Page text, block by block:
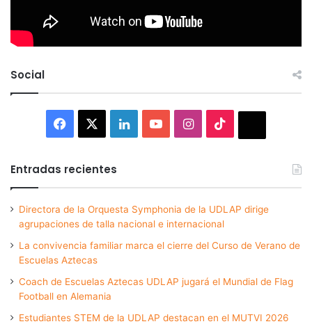
Social
Facebook LinkedInYouTubeInstagram
Entradas recientes
Directora de la Orquesta Symphonia de la UDLAP dirige
agrupaciones de talla nacional e internacional
La convivencia familiar marca el cierre del Curso de Verano de
Escuelas Aztecas
Coach de Escuelas Aztecas UDLAP jugará el Mundial de Flag
Football en Alemania
Estudiantes STEM de la UDLAP destacan en el MUTVI 2026